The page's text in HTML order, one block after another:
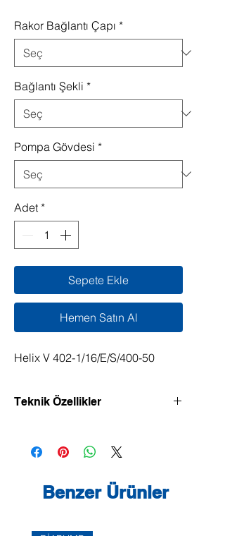
Rakor Bağlantı Çapı *
Bağlantı Şekli *
Pompa Gövdesi *
Adet *
Sepete Ekle
Hemen Satın Al
Helix V 402-1/16/E/S/400-50
Teknik Özellikler
bağlantılı yüksek basınçlı santrifüj
pompa.
Normal emişi yüksek basınçlı santrifüj
pompa, genel olarak kompakt bir
IEC norm motorun motor mili ve
Benzer Ürünler